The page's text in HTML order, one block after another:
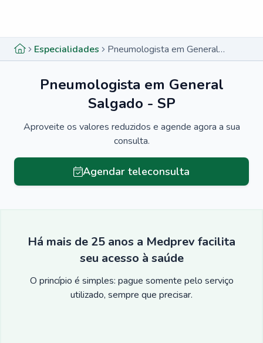
Especialidades Pneumologista em General Salgado - SP
Pneumologista em General
Salgado - SP
Aproveite os valores reduzidos e agende agora a sua
consulta.
Agendar teleconsulta
Há mais de 25 anos a Medprev facilita
seu acesso à saúde
O princípio é simples: pague somente pelo serviço
utilizado, sempre que precisar.